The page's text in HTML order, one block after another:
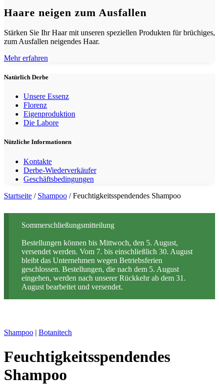
Haare neigen zum Ausfallen
Stärken Sie Ihr Haar mit unseren speziellen Produkten für brüchiges,
zum Ausfallen neigendes Haar.
Mehr erfahren
Natürlich Derbe
Unsere Essenz
Florenz
Eigenproduktion
Die Labore
Nützliche Informationen
Kontakte
Derbe-Wiederverkäufer
Geschäftsbedingungen
Startseite / Shampoo / Feuchtigkeitsspendendes Shampoo
Sommerschließungsmitteilung
Bestellungen können bis Mittwoch, den 5. August,
versendet werden. Vom 7. bis einschließlich 30. August
bleibt das Unternehmen wegen Betriebsferien
geschlossen. Bestellungen, die nach dem 5. August
eingehen, werden nach unserer Rückkehr ab dem 31.
August bearbeitet und versendet.
Shampoo | Botanitech
Feuchtigkeitsspendendes
Shampoo